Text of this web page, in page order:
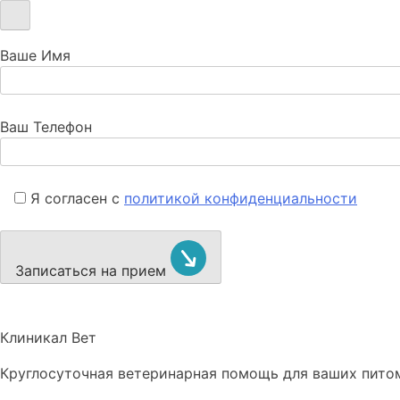
Ваше Имя
Ваш Телефон
Я согласен с политикой конфиденциальности
Записаться на прием
Клиникал Вет
Круглосуточная ветеринарная помощь для ваших